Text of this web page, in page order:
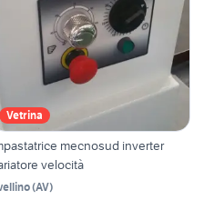
Vetrina
mecnosud inverter
velocità
(AV)